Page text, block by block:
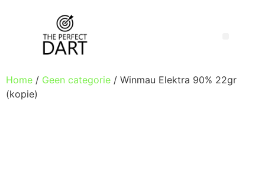
Home / Geen categorie / Winmau Elektra 90% 22gr
(kopie)